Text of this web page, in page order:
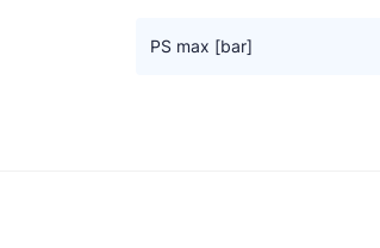
PS max [bar]